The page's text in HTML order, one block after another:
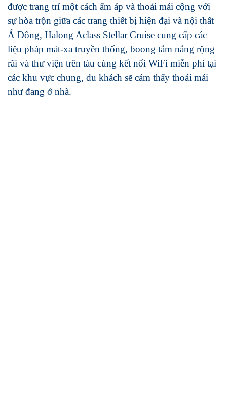
được trang trí một cách ấm áp và thoải mái cộng với
sự hòa trộn giữa các trang thiết bị hiện đại và nội thất
Á Đông, Halong Aclass Stellar Cruise cung cấp các
liệu pháp mát-xa truyền thống, boong tắm nắng rộng
rãi và thư viện trên tàu cùng kết nối WiFi miễn phí tại
các khu vực chung, du khách sẽ cảm thấy thoải mái
như đang ở nhà.